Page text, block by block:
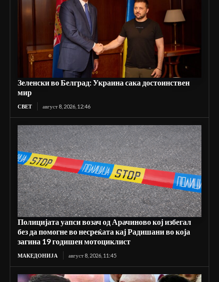
Зеленски во Белград: Украина сака достоинствен
мир
СВЕТ август 8, 2026, 12:46
Полицијата уапси возач од Арачиново кој избегал
без да помогне во несреќата кај Радишани во која
загина 19 годишен мотоциклист
МАКЕДОНИЈА август 8, 2026, 11:45